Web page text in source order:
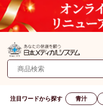
注目ワードから探す 青汁